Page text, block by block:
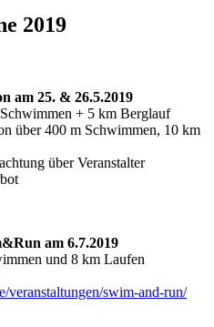
2019
am 25. & 26.5.2019
+ 5 km Berglauf
über 400 m Schwimmen, 10 km
über Veranstalter
am 6.7.2019
und 8 km Laufen
swim-and-run/